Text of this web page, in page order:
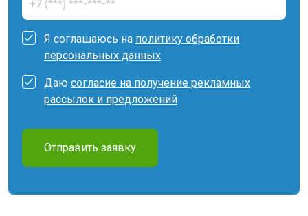
Я соглашаюсь на политику обработки
персональных данных
Даю согласие на получение рекламных
рассылок и предложений
Отправить заявку